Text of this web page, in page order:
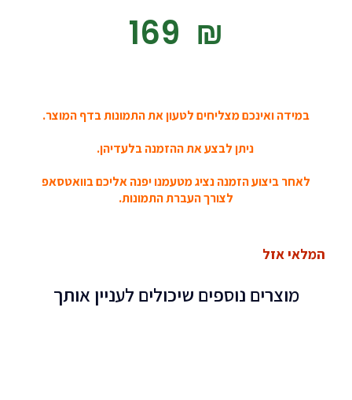
‎169 ₪
במידה ואינכם מצליחים לטעון את התמונות בדף המוצר.
ניתן לבצע את ההזמנה בלעדיהן.
לאחר ביצוע הזמנה נציג מטעמנו יפנה אליכם בוואטסאפ
לצורך העברת התמונות.
המלאי אזל
מוצרים נוספים שיכולים לעניין אותך